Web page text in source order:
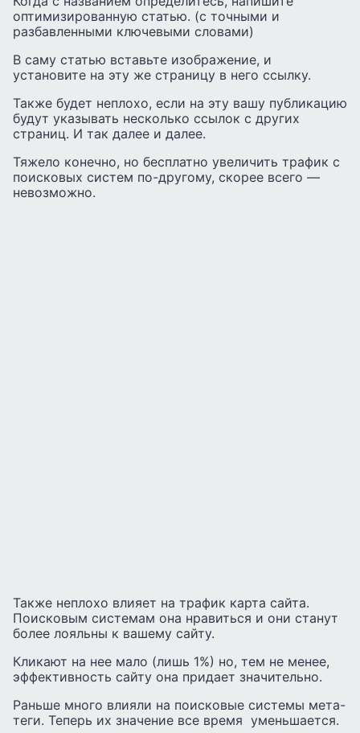
оптимизированную статью. (с точными и
разбавленными ключевыми словами)
В саму статью вставьте изображение, и
установите на эту же страницу в него ссылку.
Также будет неплохо, если на эту вашу публикацию
будут указывать несколько ссылок с других
страниц. И так далее и далее.
Тяжело конечно, но бесплатно увеличить трафик с
поисковых систем по-другому, скорее всего —
невозможно.
Также неплохо влияет на трафик карта сайта.
Поисковым системам она нравиться и они станут
более лояльны к вашему сайту.
Кликают на нее мало (лишь 1%) но, тем не менее,
эффективность сайту она придает значительно.
Раньше много влияли на поисковые системы мета-
теги. Теперь их значение все время уменьшается.